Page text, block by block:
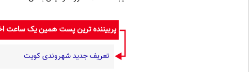
پربیننده ترین پست همین یک ساعت
تعریف جدید شهروندی کویت